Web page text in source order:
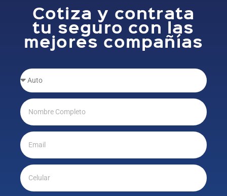
Cotiza y contrata
tu seguro con las
mejores compañías